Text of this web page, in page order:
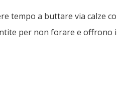
tempo a buttare via calze
per non forare e offrono